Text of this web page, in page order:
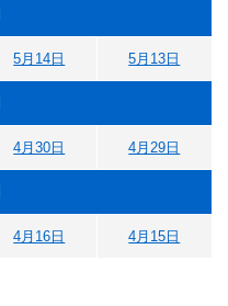
5月14日 5月13日
4月30日 4月29日
4月16日 4月15日